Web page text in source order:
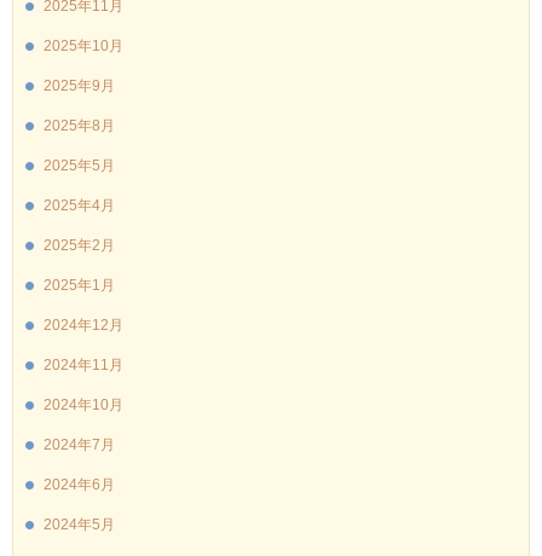
2025年11月
2025年10月
2025年9月
2025年8月
2025年5月
2025年4月
2025年2月
2025年1月
2024年12月
2024年11月
2024年10月
2024年7月
2024年6月
2024年5月